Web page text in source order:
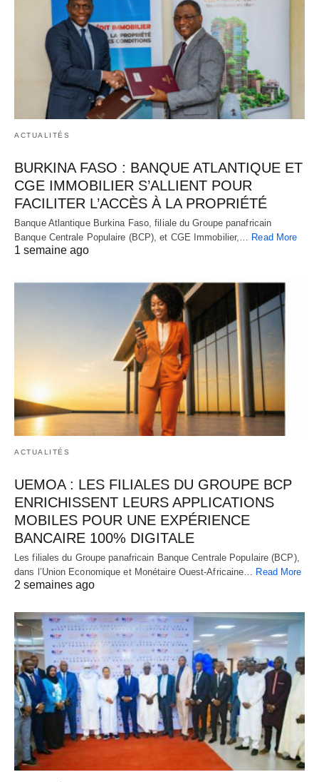
ACTUALITÉS
BURKINA FASO : BANQUE ATLANTIQUE ET
CGE IMMOBILIER S’ALLIENT POUR
FACILITER L’ACCÈS À LA PROPRIÉTÉ
Banque Atlantique Burkina Faso, filiale du Groupe panafricain
Banque Centrale Populaire (BCP), et CGE Immobilier,… Read More
1 semaine ago
ACTUALITÉS
UEMOA : LES FILIALES DU GROUPE BCP
ENRICHISSENT LEURS APPLICATIONS
MOBILES POUR UNE EXPÉRIENCE
BANCAIRE 100% DIGITALE
Les filiales du Groupe panafricain Banque Centrale Populaire (BCP),
dans l’Union Economique et Monétaire Ouest-Africaine… Read More
2 semaines ago